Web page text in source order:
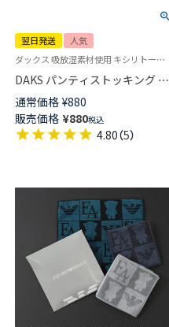
翌日発送
人気
ダックス 吸放湿素材使用 キシリトール加工 婦人 ストッキング 女性
DAKS パンティストッキング メ
ッシュシアーサポート 交編タイ
プ UV消臭加工 パンティ部メッ
シュ つま先スルー 日本製 【365
日最短翌日発送】 01513006
通常価格 ¥880
販売価格 ¥880税込
4.80（5）